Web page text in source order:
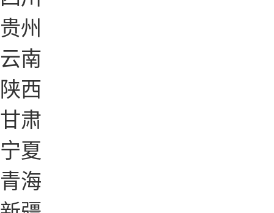
贵州
云南
陕西
甘肃
宁夏
青海